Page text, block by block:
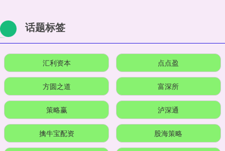
话题标签
汇利资本 点点盈
方圆之道 富深所
策略赢 泸深通
擒牛宝配资 股海策略